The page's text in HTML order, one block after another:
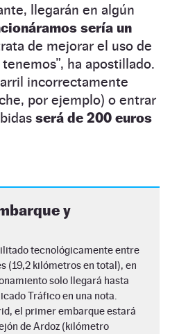
llegarán en algún
sería un
de mejorar el uso de
ha apostillado.
incorrectamente
por ejemplo) o entrar
será de 200 euros
y
tecnológicamente entre
(19,2 kilómetros en total), en
solo llegará hasta
Tráfico en una nota.
el primer embarque estará
de Ardoz (kilómetro